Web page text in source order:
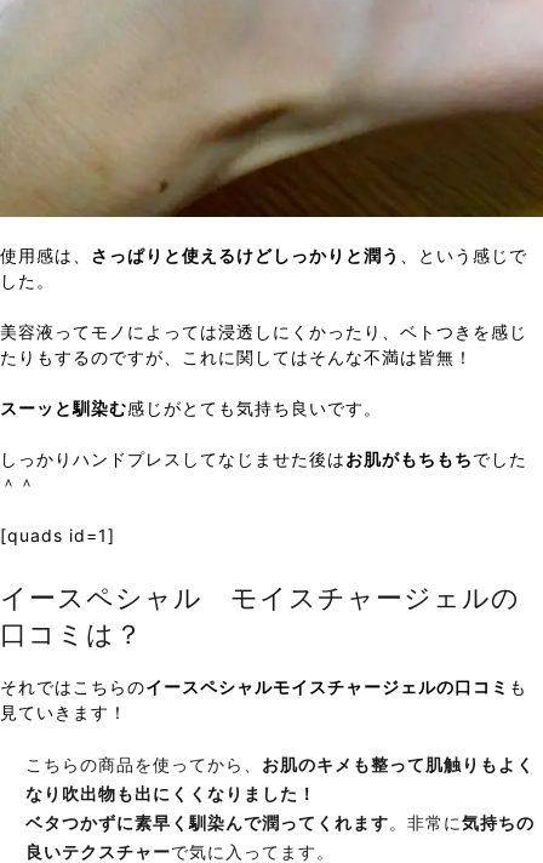
使用感は、 さっぱりと使えるけどしっかりと潤う
、という感じで
した。
美容液ってモノによっては浸透しにくかったり、ベトつきを感じ
たりもするのですが、これに関してはそんな不満は皆無！
スーッと馴染む感じがとても気持ち良いです。
しっかりハンドプレスしてなじませた後はお肌がもちもちでした
＾＾
[quads id=1]
イースペシャル モイスチャージェルの
口コミは？
それではこちらのイースペシャルモイスチャージェルの口コミ も
見ていきます！
こちらの商品を使ってから、 お肌のキメも整って肌触りもよく
なり吹出物も出にくくなりました！
ベタつかずに素早く馴染んで潤ってくれます。非常に気持ちの
良いテクスチャーで気に入ってます。